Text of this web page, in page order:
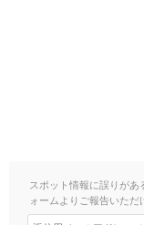
スポット情報に誤りが
ォームよりご報告いただ